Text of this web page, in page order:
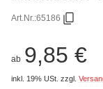
Art.Nr.:65186
ab 9,85 €
inkl. 19% USt. zzgl.